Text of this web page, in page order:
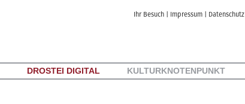
Ihr Besuch Impressum Datenschutz
DROSTEI DIGITAL KULTURKNOTENPUNKT